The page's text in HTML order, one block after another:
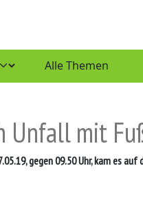
Unfall mit
gegen 09.50 Uhr, kam es